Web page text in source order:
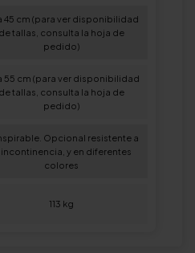
45 cm (para ver disponibilidad
de tallas, consulta la hoja de
pedido)
55 cm (para ver disponibilidad
de tallas, consulta la hoja de
pedido)
Opcional resistente a
incontinencia, y en diferentes
colores
113 kg